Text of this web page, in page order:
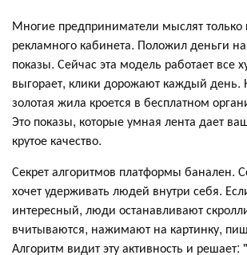
Многие предприниматели мыслят только
рекламного кабинета. Положил деньги
показы. Сейчас эта модель работает все
выгорает, клики дорожают каждый день.
золотая жила кроется в бесплатном
Это показы, которые умная лента дает
крутое качество.
Секрет алгоритмов платформы банален.
хочет удерживать людей внутри себя.
интересный, люди останавливают
вчитываются, нажимают на картинку,
Алгоритм видит эту активность и